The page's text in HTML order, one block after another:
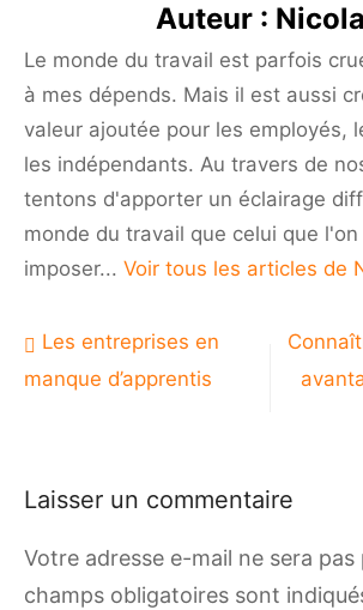
Auteur :
Le monde du travail est parfois
à mes dépends. Mais il est aussi
valeur ajoutée pour les employés,
les indépendants. Au travers de
tentons d'apporter un éclairage
monde du travail que celui que
imposer... Voir tous les articles de
Navigation
de
Les entreprises en
manque d’apprentis
Laisser un commentaire
Votre adresse e-mail ne sera pas
champs obligatoires sont